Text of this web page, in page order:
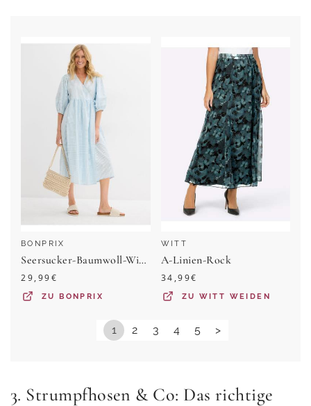
BONPRIX
Seersucker-Baumwoll-Wickelkleid aus reiner Baumwolle
29,99€
ZUBONPRIX
WITT
A-Linien-Rock
34,99€
ZU WITT WEIDEN
1 2 3 4 5 >
3. Strumpfhosen & Co: Das richtige